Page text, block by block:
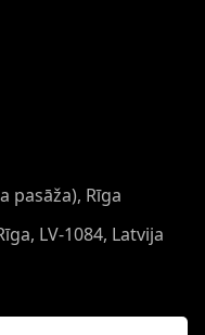
pasāža), Rīga
LV-1084, Latvija